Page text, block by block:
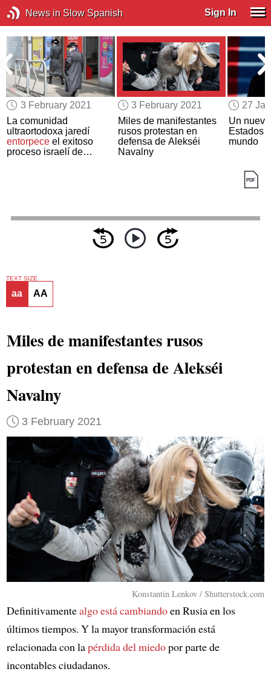
News in Slow Spanish Sign In
3 February 2021
La comunidad
ultraortodoxa jaredí
entorpece el exitoso
proceso israelí de
3 February 2021
Miles de manifestantes
rusos protestan en
defensa de Alekséi
Navalny
27
Un
Estados
mundo
TEXT SIZE
aa AA
Miles de manifestantes rusos
protestan en defensa de Alekséi
Navalny
3 February 2021
Konstantin Lenkov / Shutterstock.com
Definitivamentealgo está cambiandoen Rusia en los
últimos tiempos. Y la mayor transformación está
relacionada con lapérdida del miedopor parte de
incontables ciudadanos.